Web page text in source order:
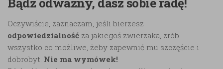
Oczywiście, zaznaczam, jeśli bierzesz
odpowiedzialność za jakiegoś zwierzaka, zrób
wszystko co możliwe, żeby zapewnić mu szczęście i
dobrobyt. Nie ma wymówek!